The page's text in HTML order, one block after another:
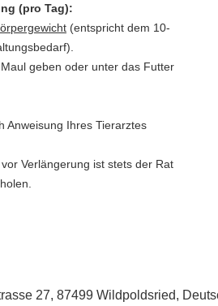
(pro Tag):
(entspricht dem 10-
geben oder unter das Futter
Anweisung Ihres Tierarztes
Verlängerung ist stets der Rat
27, 87499 Wildpoldsried,